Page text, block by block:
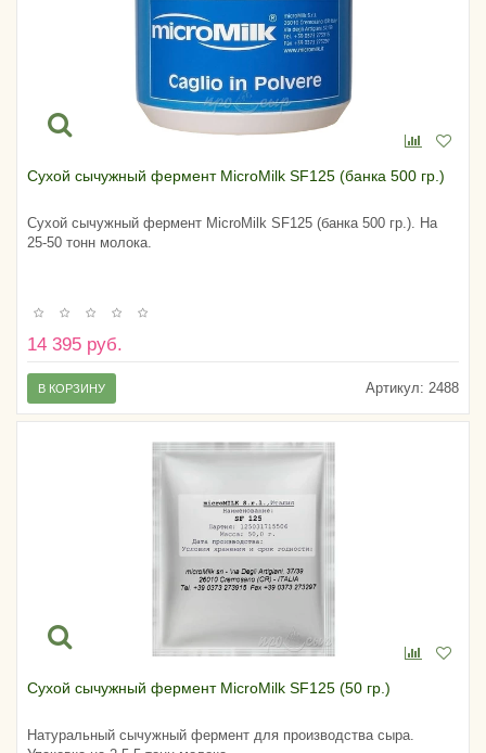
Сухой сычужный фермент MicroMilk SF125 (банка 500 гр.)
Сухой сычужный фермент MicroMilk SF125 (банка 500 гр.). На
25-50 тонн молока.
14 395 руб.
Артикул: 2488
В КОРЗИНУ
Сухой сычужный фермент MicroMilk SF125 (50 гр.)
Натуральный сычужный фермент для производства сыра.